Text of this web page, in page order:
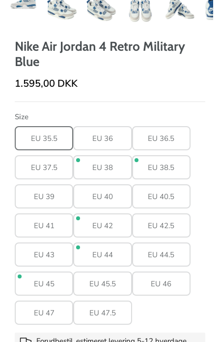
Nike Air Jordan 4 Retro Military
Blue
1.595,00 DKK
Size
EU 35.5 EU 36 EU 36.5
EU 37.5 EU 38 EU 38.5
EU 39 EU 40 EU 40.5
EU 41 EU 42 EU 42.5
EU 43 EU 44 EU 44.5
EU 45 EU 45.5 EU 46
EU 47 EU 47.5